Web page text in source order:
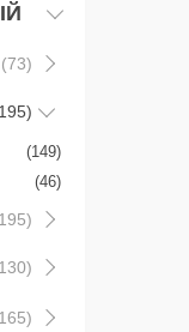
(73)
(149)
(46)